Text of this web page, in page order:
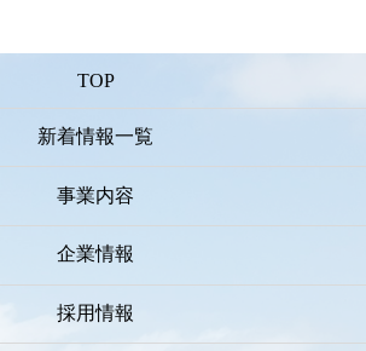
TOP
新着情報一覧
事業内容
企業情報
採用情報